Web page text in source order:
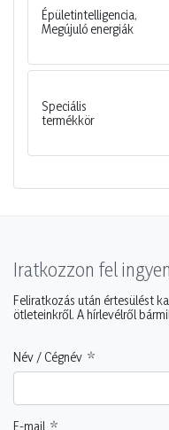
Épületintelligencia,
Megújuló energiák
Speciális
termékkör
Iratkozzon fel
Feliratkozás után értesülést
ötleteinkről. A hírlevélről
Név / Cégnév
E-mail